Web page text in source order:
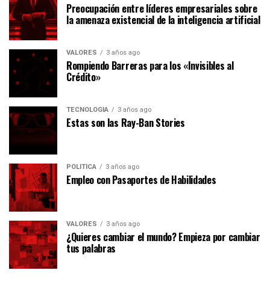
Preocupación entre líderes empresariales sobre
la amenaza existencial de la inteligencia artificial
VALORES 3 años ago
Rompiendo Barreras para los «Invisibles al
Crédito»
TECNOLOGÍA 3 años ago
Estas son las Ray-Ban Stories
POLÍTICA 3 años ago
Empleo con Pasaportes de Habilidades
VALORES 3 años ago
¿Quieres cambiar el mundo? Empieza por cambiar
tus palabras